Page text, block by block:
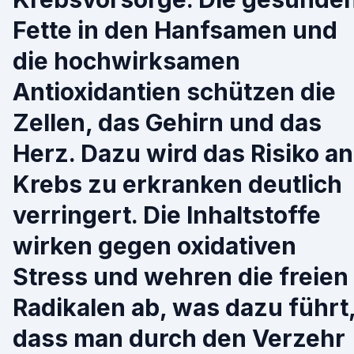
Fette in den Hanfsamen und
die hochwirksamen
Antioxidantien schützen die
Zellen, das Gehirn und das
Herz. Dazu wird das Risiko an
Krebs zu erkranken deutlich
verringert. Die Inhaltstoffe
wirken gegen oxidativen
Stress und wehren die freien
Radikalen ab, was dazu
dass man durch den Verzehr